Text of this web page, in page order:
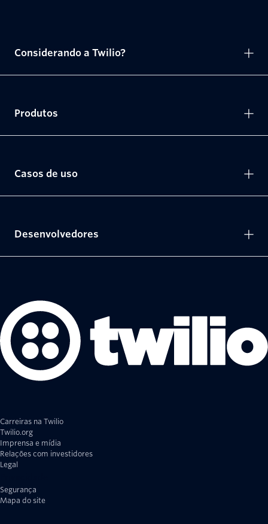
Carreiras na Twilio
Twilio.org
Imprensa e mídia
Relações com investidores
Legal
Segurança
Mapa do site
Considerando a Twilio?
Produtos
Casos de uso
Desenvolvedores